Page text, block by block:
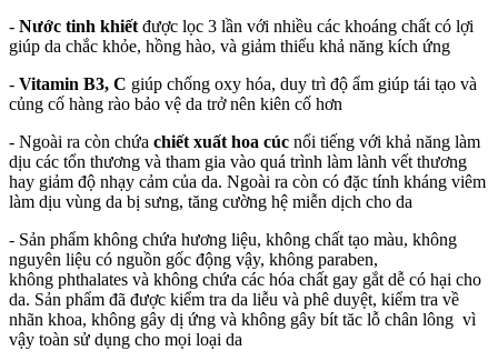
- Nước tinh khiết được lọc 3 lần với nhiều các khoáng chất có lợi
giúp da chắc khỏe, hồng hào, và giảm thiểu khả năng kích ứng
- Vitamin B3, C giúp chống oxy hóa, duy trì độ ẩm giúp tái tạo và
củng cố hàng rào bảo vệ da trở nên kiên cố hơn
- Ngoài ra còn chứa chiết xuất hoa cúc nổi tiếng với khả năng làm
dịu các tổn thương và tham gia vào quá trình làm lành vết thương
hay giảm độ nhạy cảm của da. Ngoài ra còn có đặc tính kháng viêm
làm dịu vùng da bị sưng, tăng cường hệ miễn dịch cho da
- Sản phẩm không chứa hương liệu, không chất tạo màu, không
nguyên liệu có nguồn gốc động vậy, không paraben,
không phthalates và không chứa các hóa chất gay gắt dễ có hại cho
da. Sản phẩm đã được kiểm tra da liễu và phê duyệt, kiểm tra về
nhãn khoa, không gây dị ứng và không gây bít tăc lỗ chân lông vì
vậy toàn sử dụng cho mọi loại da